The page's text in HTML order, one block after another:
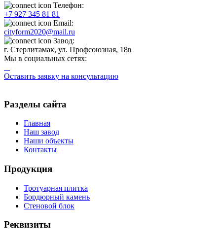
Телефон:
+7 927 345 81 81
Email:
cityform2020@mail.ru
Завод:
г. Стерлитамак, ул. Профсоюзная, 18в
Мы в социальных сетях:
Оставить заявку на консультацию
Разделы сайта
Главная
Наш завод
Наши объекты
Контакты
Продукция
Тротуарная плитка
Бордюрный камень
Стеновой блок
Реквизиты